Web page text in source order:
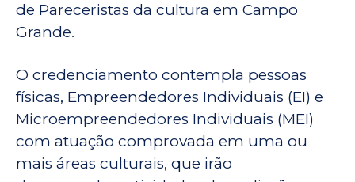
de Pareceristas da cultura em Campo
Grande.
O credenciamento contempla pessoas
físicas, Empreendedores Individuais (EI) e
Microempreendedores Individuais (MEI)
com atuação comprovada em uma ou
mais áreas culturais, que irão